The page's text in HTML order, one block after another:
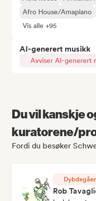
Afro House/Amapiano
Vis alle +95
AI-generert musikk
Avviser AI-generert
Du vil kanskje
kuratorene/
Fordi du besøker
Rob